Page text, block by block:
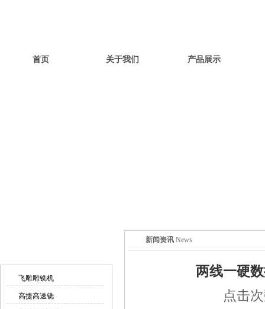
首页 关于我们 产品展示
飞雕雕铣机
高捷高速铣
新闻资讯 News
两线一硬
点击